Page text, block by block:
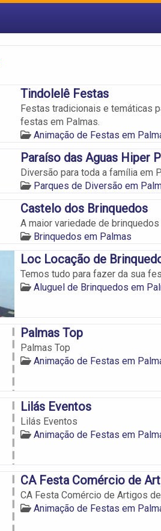
Tindolelê Festas
Festas tradicionais e temáticas
festas em Palmas.
Animação de Festas em
Paraíso das Aguas Hiper
Diversão para toda a família em
Parques de Diversão em
Castelo dos Brinquedos
A maior variedade de
Brinquedos em Palmas
Loc Locação de
Temos tudo para fazer da sua
Aluguel de Brinquedos em
Palmas Top
Palmas Top
Animação de Festas em
Lilás Eventos
Lilás Eventos
Animação de Festas em
CA Festa Comércio de
CA Festa Comércio de Artigos
Animação de Festas em